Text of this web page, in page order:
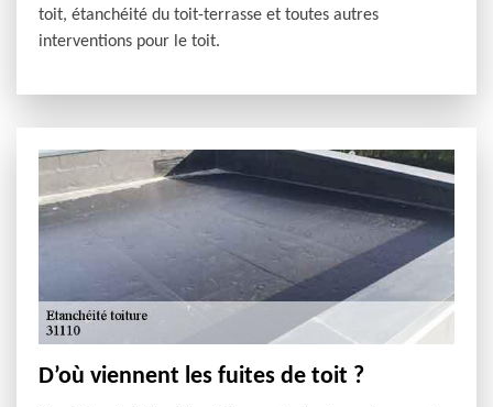
toit, étanchéité du toit-terrasse et toutes autres
interventions pour le toit.
D’où viennent les fuites de toit ?